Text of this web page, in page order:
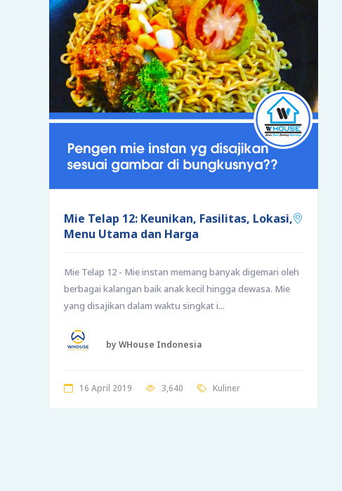
Mie Telap 12: Keunikan, Fasilitas, Lokasi,
Menu Utama dan Harga
Mie Telap 12 - Mie instan memang banyak digemari oleh
berbagai kalangan baik anak kecil hingga dewasa. Mie
yang disajikan dalam waktu singkat i...
by WHouse Indonesia
16 April 2019 3,640 Kuliner